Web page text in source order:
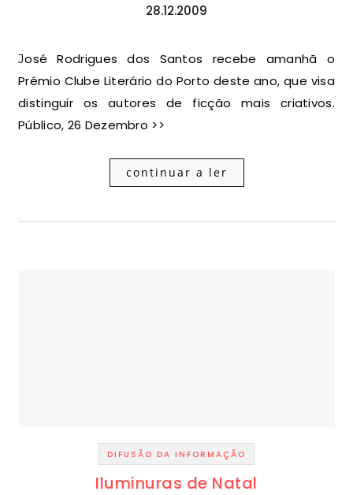
28.12.2009
José Rodrigues dos Santos recebe amanhã o
Prémio Clube Literário do Porto deste ano, que visa
distinguir os autores de ficção mais criativos.
Público, 26 Dezembro >>
continuar a ler
DIFUSÃO DA INFORMAÇÃO
Iluminuras de Natal